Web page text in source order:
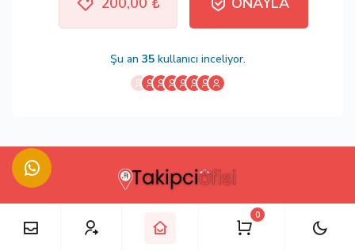
0
Şu an 35kullanıcı inceliyor.